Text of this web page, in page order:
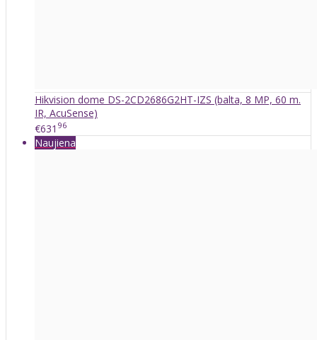
Hikvision dome DS-2CD2686G2HT-IZS (balta, 8 MP, 60 m.
IR, AcuSense)
€631 96
Naujiena